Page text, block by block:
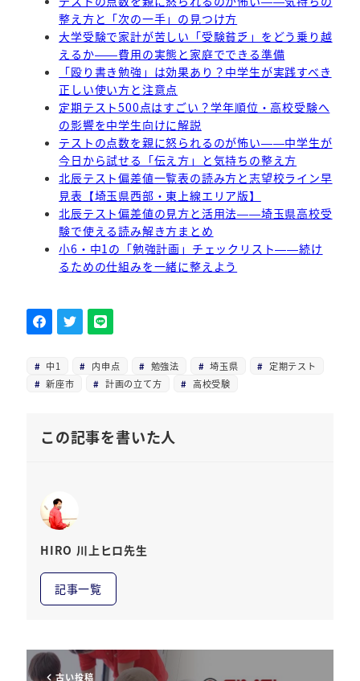
整え方と「次の一手」の見つけ方
大学受験で家計が苦しい「受験貧乏」をどう乗り越
えるか——費用の実態と家庭でできる準備
「殴り書き勉強」は効果あり？中学生が実践すべき
正しい使い方と注意点
定期テスト500点はすごい？学年順位・高校受験へ
の影響を中学生向けに解説
テストの点数を親に怒られるのが怖い——中学生が
今日から試せる「伝え方」と気持ちの整え方
北辰テスト偏差値一覧表の読み方と志望校ライン早
見表【埼玉県西部・東上線エリア版】
北辰テスト偏差値の見方と活用法——埼玉県高校受
験で使える読み解き方まとめ
小6・中1の「勉強計画」チェックリスト——続け
るための仕組みを一緒に整えよう
中1 内申点 勉強法 埼玉県
定期テスト
新座市
計画の立て方 高校受験
この記事を書いた人
HIRO 川上ヒロ先生
記事一覧
古い投稿